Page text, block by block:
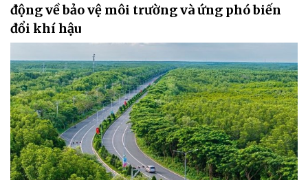
động về bảo vệ môi trường và ứng phó biến
đổi khí hậu